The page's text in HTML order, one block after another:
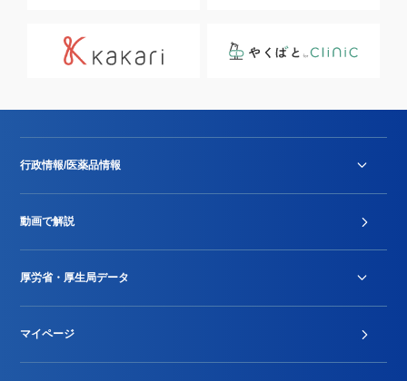
行政情報/医薬品情報
Stu-GEレポート
動画で解説
厚労省・厚生局データ
マイページ